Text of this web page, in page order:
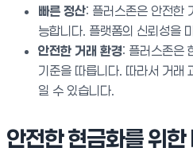
빠른 정산: 플러스존은 안전한
능합니다. 플랫폼의 신뢰성을
안전한 거래 환경: 플러스존은
기준을 따릅니다. 따라서 거래
일 수 있습니다.
안전한 현금화를 위한